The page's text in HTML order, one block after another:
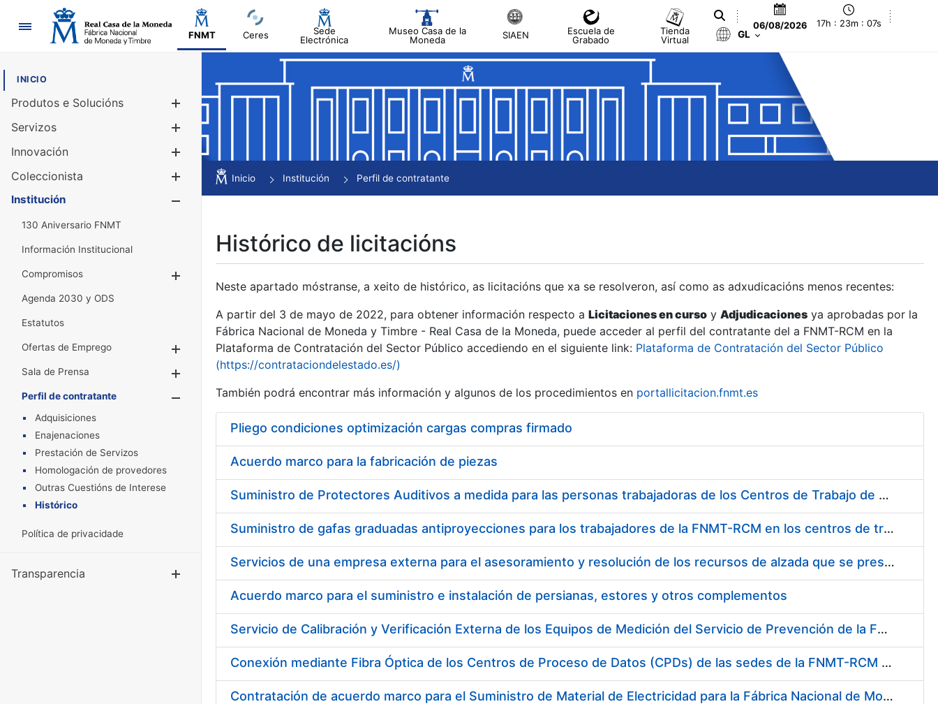
Navegación
FNMT Ceres
Sede
Electrónica
Museo Casa de la
Moneda
SIAEN
Escuela de
Grabado
Tienda
Virtual
06/08/2026 17h : 23m : 08s
GL
INICIO
Produtos e Solucións
Mostrar/Ocultar
Servizos
Innovación
Coleccionista
Mostrar/Ocultar
Institución
130 Aniversario FNMT
Información Institucional
Compromisos
Agenda 2030 y ODS
Estatutos
Ofertas de Emprego
Mostrar/Ocultar
Sala de Prensa
Mostrar/Ocultar
Perfil de contratante
Mostrar/Ocultar
Adquisiciones
Enajenaciones
Prestación de Servizos
Homologación de provedores
Outras Cuestións de Interese
Histórico
Política de privacidade
Transparencia
Inicio Institución Perfil de contratante
Histórico de licitacións
Neste apartado móstranse, a xeito de histórico, as licitacións que xa se resolveron, así como as adxudicacións menos recentes:
A partir del 3 de mayo de 2022, para obtener información respecto a Licitaciones en curso y Adjudicaciones ya aprobadas por la
Fábrica Nacional de Moneda y Timbre - Real Casa de la Moneda, puede acceder al perfil del contratante del a FNMT-RCM en la
Plataforma de Contratación del Sector Público accediendo en el siguiente link: Plataforma de Contratación del Sector Público
(https://contrataciondelestado.es/)
También podrá encontrar más información y algunos de los procedimientos en portallicitacion.fnmt.es
Pliego condiciones optimización cargas compras firmado
Acuerdo marco para la fabricación de piezas
Suministro de Protectores Auditivos a medida para las personas trabajadoras de los Centros de Trabajo de Madrid y Burgos
Suministro de gafas graduadas antiproyecciones para los trabajadores de la FNMT-RCM en los centros de trabajo de Madrid y Burgos
Servicios de una empresa externa para el asesoramiento y resolución de los recursos de alzada que se presentan relacionados con procesos de selección para la FNMT-RCM
Acuerdo marco para el suministro e instalación de persianas, estores y otros complementos
Servicio de Calibración y Verificación Externa de los Equipos de Medición del Servicio de Prevención de la FNMT-RCM
Conexión mediante Fibra Óptica de los Centros de Proceso de Datos (CPDs) de las sedes de la FNMT-RCM de Burgos y Madrid
Contratación de acuerdo marco para el Suministro de Material de Electricidad para la Fábrica Nacional de Moneda y Timbre-Real Casa de la Moneda en su centro de trabajo de Burgos